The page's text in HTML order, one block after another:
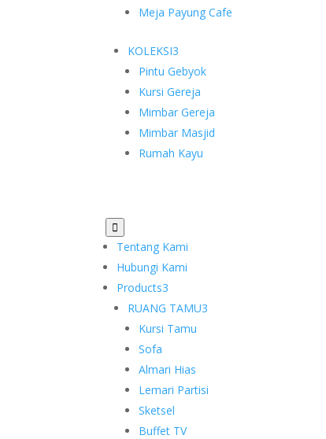
Meja Payung Cafe
KOLEKSI3
Pintu Gebyok
Kursi Gereja
Mimbar Gereja
Mimbar Masjid
Rumah Kayu

Tentang Kami
Hubungi Kami
Products3
RUANG TAMU3
Kursi Tamu
Sofa
Almari Hias
Lemari Partisi
Sketsel
Buffet TV